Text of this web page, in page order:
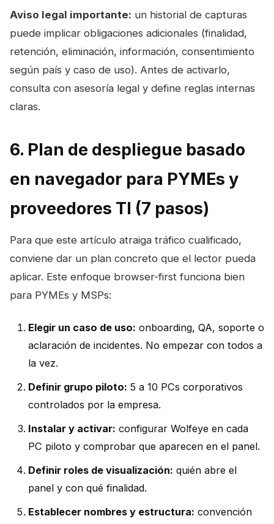
Aviso legal importante: un historial de capturas
puede implicar obligaciones adicionales (finalidad,
retención, eliminación, información, consentimiento
según país y caso de uso). Antes de activarlo,
consulta con asesoría legal y define reglas internas
claras.
6. Plan de despliegue basado
en navegador para PYMEs y
proveedores TI (7 pasos)
Para que este artículo atraiga tráfico cualificado,
conviene dar un plan concreto que el lector pueda
aplicar. Este enfoque browser-first funciona bien
para PYMEs y MSPs:
Elegir un caso de uso: onboarding, QA, soporte o
aclaración de incidentes. No empezar con todos a
la vez.
Definir grupo piloto: 5 a 10 PCs corporativos
controlados por la empresa.
Instalar y activar: configurar Wolfeye en cada
PC piloto y comprobar que aparecen en el panel.
Definir roles de visualización: quién abre el
panel y con qué finalidad.
Establecer nombres y estructura: convención